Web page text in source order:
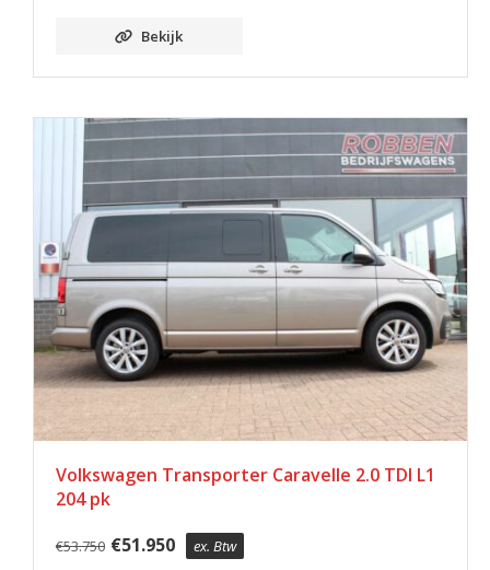
Bekijk
Volkswagen Transporter Caravelle 2.0 TDI L1
204 pk
€53.750 €51.950 ex. Btw